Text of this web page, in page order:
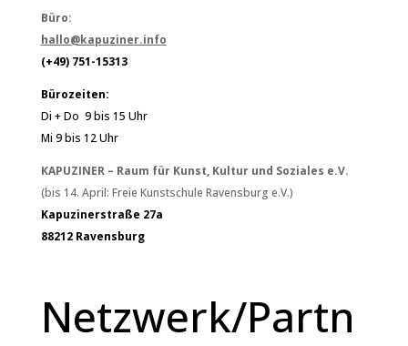
Büro:
hallo@kapuziner.info
(+49) 751-15313
Bürozeiten:
Di + Do 9 bis 15 Uhr
Mi 9 bis 12 Uhr
KAPUZINER – Raum für Kunst, Kultur und Soziales e.V.
(bis 14. April: Freie Kunstschule Ravensburg e.V.)
Kapuzinerstraße 27a
88212 Ravensburg
Netzwerk/Partn